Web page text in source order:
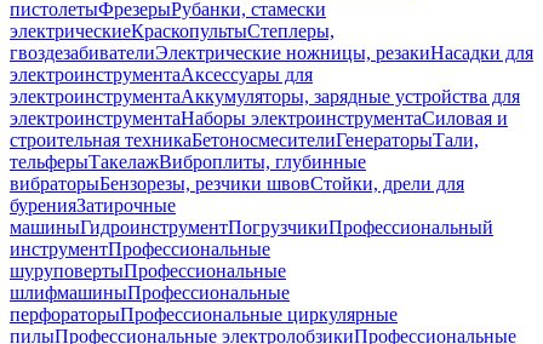
пистолетыФрезерыРубанки, стамески
электрическиеКраскопультыСтеплеры,
гвоздезабивателиЭлектрические ножницы, резакиНасадки для
электроинструментаАксессуары для
электроинструментаАккумуляторы, зарядные устройства для
электроинструментаНаборы электроинструментаСиловая и
строительная техникаБетоносмесителиГенераторыТали,
тельферыТакелажВиброплиты, глубинные
вибраторыБензорезы, резчики швовСтойки, дрели для
буренияЗатирочные
машиныГидроинструментПогрузчикиПрофессиональный
инструментПрофессиональные
шуруповертыПрофессиональные
шлифмашиныПрофессиональные
перфораторыПрофессиональные циркулярные
пилыПрофессиональные электролобзикиПрофессиональные